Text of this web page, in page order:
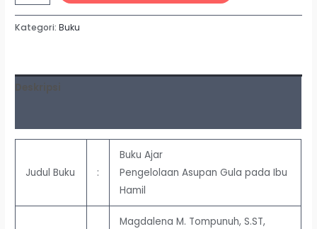
Kategori:Buku
Deskripsi
Judul Buku :
Buku Ajar
Pengelolaan Asupan Gula pada Ibu
Hamil
Magdalena M. Tompunuh, S.ST,